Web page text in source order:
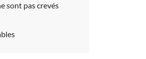
sont pas crevés